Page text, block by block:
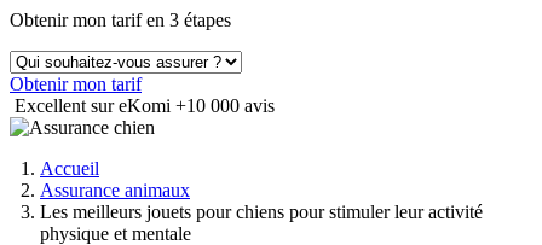
Obtenir mon tarif en 3 étapes
Obtenir mon tarif
Excellent sur eKomi +10 000 avis
Accueil
Assurance animaux
Les meilleurs jouets pour chiens pour stimuler leur activité
physique et mentale